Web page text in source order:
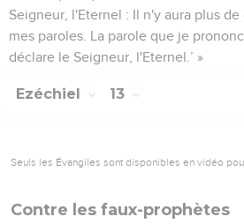
Seigneur, l'Eternel : Il n'y aura plus
mes paroles. La parole que je
déclare le Seigneur, l'Eternel.’ »
Ezéchiel 13
Seuls les Évangiles sont disponibles en vidéo
Contre les faux-prophètes